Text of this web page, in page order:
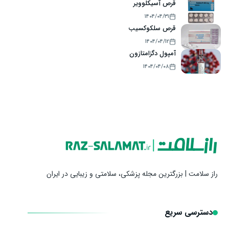
قرص آسیکلوویر
۱۴۰۴/۰۴/۳۱
قرص سلکوکسیب
۱۴۰۴/۰۴/۱۲
آمپول دگزامتازون
۱۴۰۴/۰۴/۰۸
راز سلامت | بزرگترین مجله پزشکی، سلامتی و زیبایی در ایران
دسترسی سریع